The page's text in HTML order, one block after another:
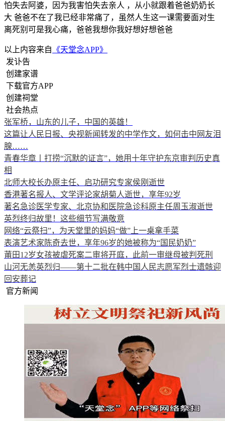
怕失去阿婆，因为我害怕失去亲人 ，从小就跟着爸爸奶奶长
大 爸爸不在了我已经非常痛了，虽然人生这一课需要面对生
离死别可是我心痛，爸爸我想你我好想好想爸爸
以上内容来自 《天堂念APP》
发讣告
创建家谱
下载官方APP
创建祠堂
社会热点
张军桥，山东的儿子，中国的英雄！
这篇让人民日报、央视新闻转发的中学作文，如何击中网友泪
腺……
青春华章丨打捞“沉默的证言”，她用十年守护东京审判历史真
相
北师大校长办原主任、启功研究专家侯刚逝世
香港著名报人、文学评论家胡菊人逝世，享年92岁
著名急诊医学专家、北京协和医院急诊科原主任周玉淑逝世
英烈终归故里！这些细节写满敬意
网络“云祭扫”，为天堂里的妈妈“做”上一桌拿手菜
表演艺术家陈奇去世，享年96岁的她被称为“国民奶奶”
莆田12岁女孩被虐死案二审将开庭，此前一审继母被判死刑
山河无恙英烈归——第十二批在韩中国人民志愿军烈士遗骸迎
回安葬记
官方新闻